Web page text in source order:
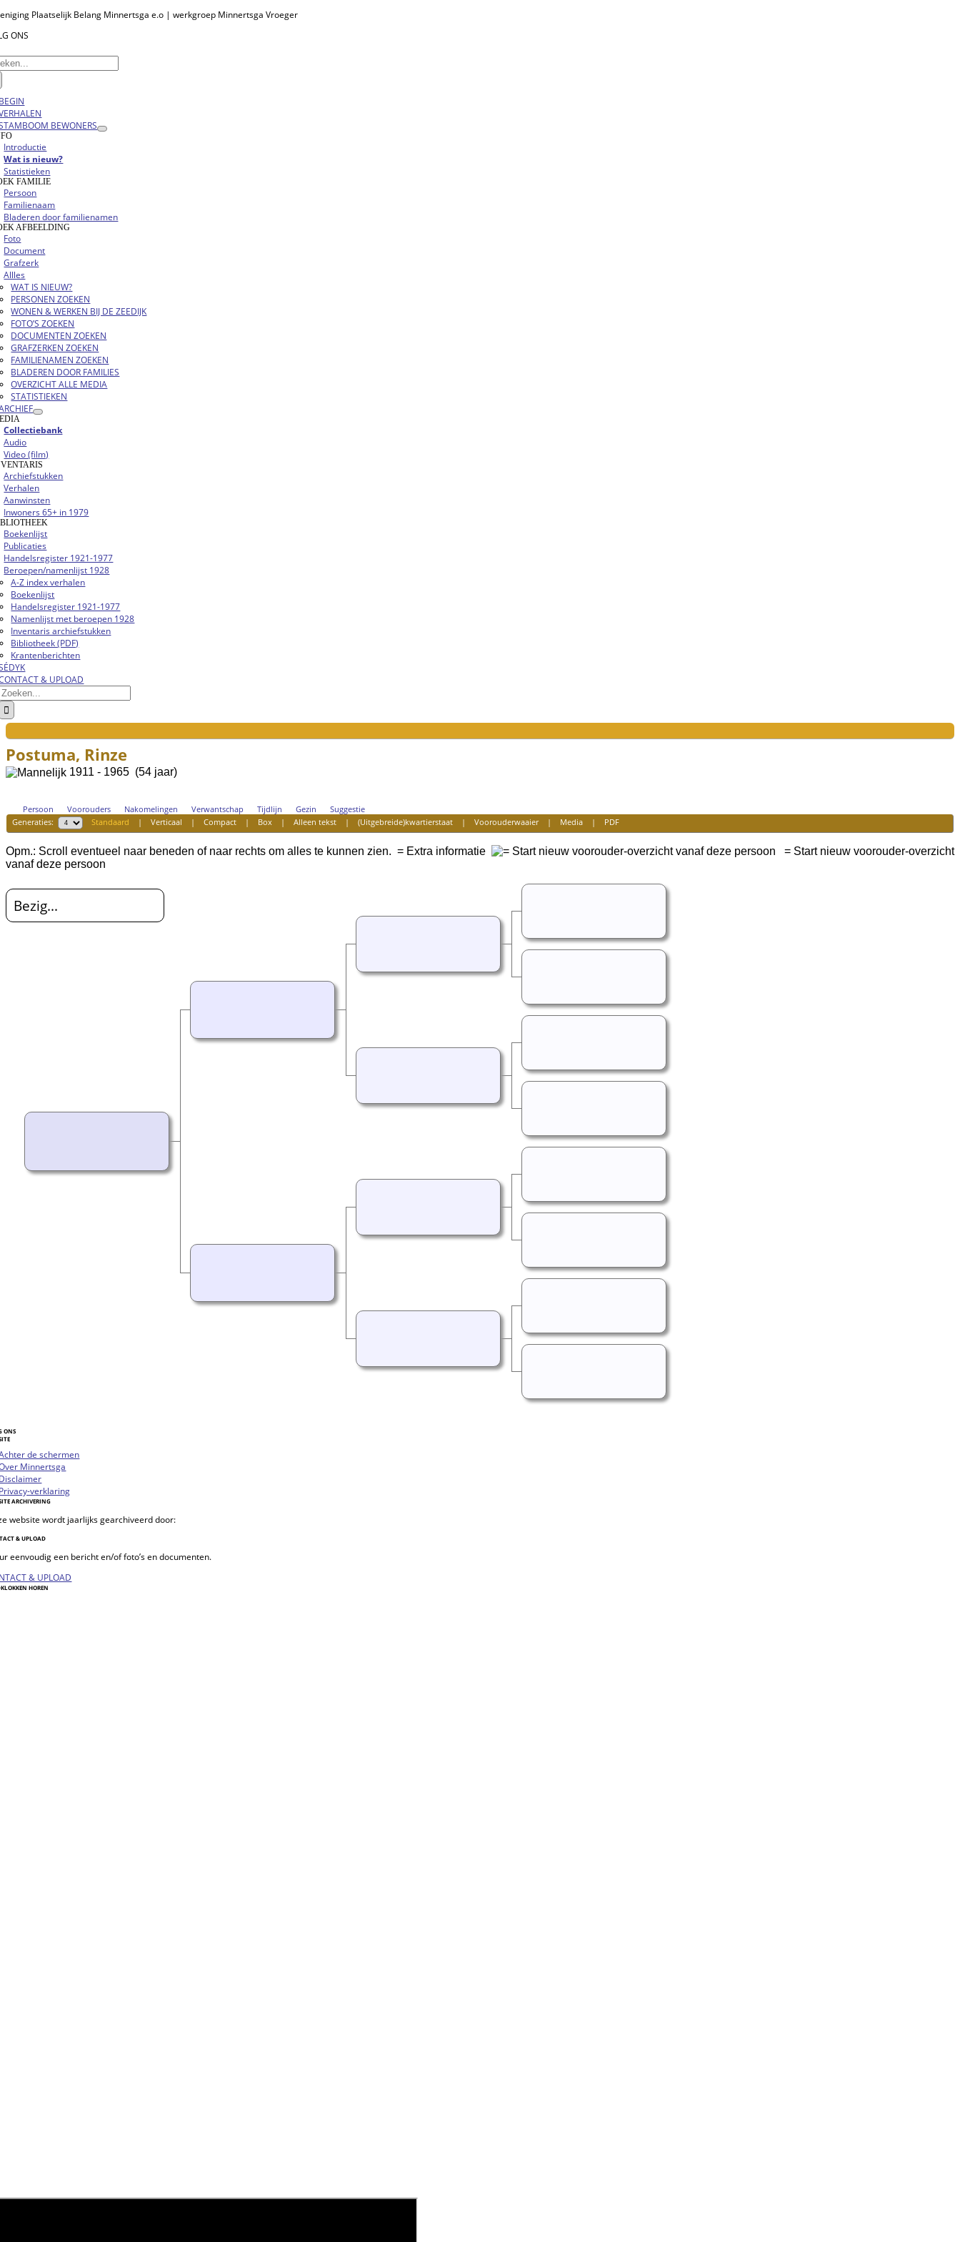
Ga
inhoud
Plaatselijk Belang Minnertsga e.o | werkgroep Minnertsga Vroeger
ONS
BEWONERS
Introductie
Wat is nieuw?
Statistieken
FAMILIE
Persoon
Familienaam
Bladeren door familienamen
AFBEELDING
Foto
Document
Grafzerk
Allles
WAT IS NIEUW?
PERSONEN ZOEKEN
WONEN & WERKEN BIJ DE ZEEDIJK
FOTO’S ZOEKEN
DOCUMENTEN ZOEKEN
GRAFZERKEN ZOEKEN
FAMILIENAMEN ZOEKEN
BLADEREN DOOR FAMILIES
OVERZICHT ALLE MEDIA
STATISTIEKEN
Collectiebank
Audio
Video (film)
Archiefstukken
Verhalen
Aanwinsten
Inwoners 65+ in 1979
Boekenlijst
Publicaties
Handelsregister 1921-1977
Beroepen/namenlijst 1928
A-Z index verhalen
Boekenlijst
Handelsregister 1921-1977
Namenlijst met beroepen 1928
Inventaris archiefstukken
Bibliotheek (PDF)
Krantenberichten
& UPLOAD
Postuma, Rinze
1911 - 1965 (54 jaar)
Persoon Voorouders Nakomelingen Verwantschap Tijdlijn Gezin
Suggestie
Generaties:
Standaard | Verticaal | Compact| Box| Alleen tekst| (Uitgebreide)kwartierstaat| Voorouderwaaier| Media| PDF
Opm.: Scroll eventueel naar beneden of naar rechts om alles te kunnen zien. = Extra informatie
= Start nieuw voorouder-overzicht
vanaf deze persoon
Bezig...
ONS
de schermen
Minnertsga
verklaring
ARCHIVERING
website wordt jaarlijks gearchiveerd door:
& UPLOAD
eenvoudig een bericht en/of foto’s en documenten.
& UPLOAD
HOREN